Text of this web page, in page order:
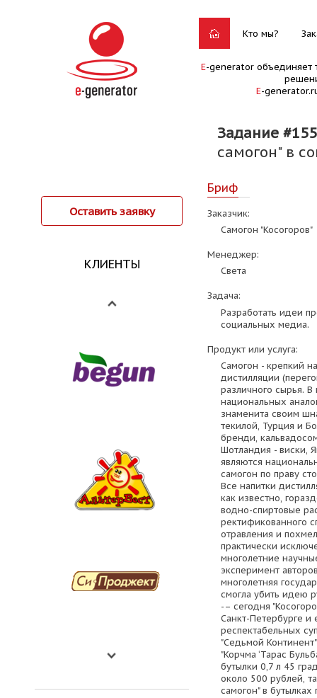
Кто мы?
E-generator объединяет
E-
Задание
самогон" в
Оставить заявку
КЛИЕНТЫ
Бриф
Заказчик:
Самогон "Косогоров"
Менеджер:
Света
Задача:
Разработать идеи
социальных медиа.
Продукт или услуга:
Самогон - крепкий
дистилляции
различного сырья.
национальных
знаменита своим
текилой, Турция и
бренди,
Шотландия - виски,
являются
самогон по праву
Все напитки
как известно,
водно-спиртовые
ректификованного
отравления и
практически
многолетние
эксперимент
многолетняя
смогла убить идею
-– сегодня
Санкт-Петербурге
респектабельных
"Седьмой
"Корчма ‘Тарас
бутылки 0,7 л 45
около 500 рублей,
самогон" в бутылках